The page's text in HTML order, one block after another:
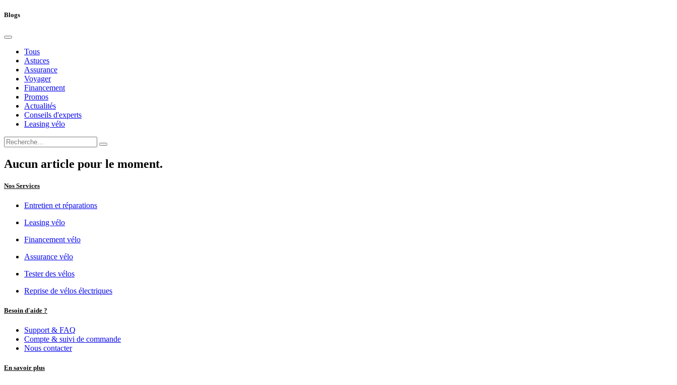
Blogs
Tous
Astuces
Assurance
Voyager
Financement
Promos
Actualités
Conseils d'experts
Leasing vélo
Aucun article pour le moment.
Nos Services
Entretien et réparations
Leasing vélo
Financement vélo
Assurance vélo
Tester des vélos
Reprise de vélos électriques
Besoin d'aide ?
Support & FAQ
Compte & suivi de commande
Nous contacter
En savoir plus